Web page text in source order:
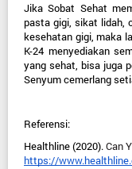
Jika Sobat Sehat
pasta gigi, sikat lidah,
kesehatan gigi, maka
K-24 menyediakan
yang sehat, bisa juga
Senyum cemerlang
Referensi:
Healthline (2020). Can
https://